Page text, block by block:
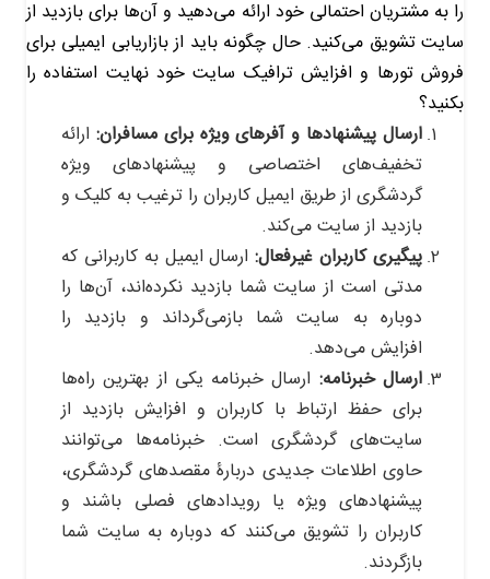
را به مشتریان احتمالی خود ارائه می‌دهید و آن‌ها برای بازدید از
سایت تشویق می‌کنید. حال چگونه باید از بازاریابی ایمیلی برای
فروش تورها و افزایش ترافیک سایت خود نهایت استفاده را
بکنید؟
ارسال پیشنهادها و آفرهای ویژه برای مسافران: ارائه
تخفیف‌های اختصاصی و پیشنهادهای ویژه
گردشگری از طریق ایمیل کاربران را ترغیب به کلیک و
بازدید از سایت می‌کند.
پیگیری کاربران غیرفعال:ارسال ایمیل به کاربرانی که
مدتی است از سایت شما بازدید نکرده‌اند، آن‌ها را
دوباره به سایت شما بازمی‌گرداند و بازدید را
افزایش می‌دهد.
ارسال خبرنامه‌: ارسال خبرنامه یکی از بهترین راه‌ها
برای حفظ ارتباط با کاربران و افزایش بازدید از
سایت‌های گردشگری است. خبرنامه‌ها می‌توانند
حاوی اطلاعات جدیدی دربارۀ مقصدهای گردشگری،
پیشنهادهای ویژه یا رویدادهای فصلی باشند و
کاربران را تشویق می‌کنند که دوباره به سایت شما
بازگردند.